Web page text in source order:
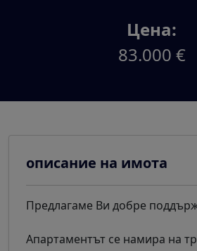
Цена:
83.000 €
описание на имота
Предлагаме Ви добре
Апартаментът се намира на